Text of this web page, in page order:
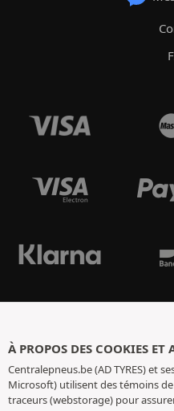
À PROPOS DES COOKIES ET
Centralepneus.be (AD TYRES) et
Microsoft) utilisent des témoins
traceurs (webstorage) pour